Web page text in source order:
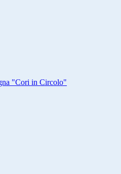
"Cori in Circolo"